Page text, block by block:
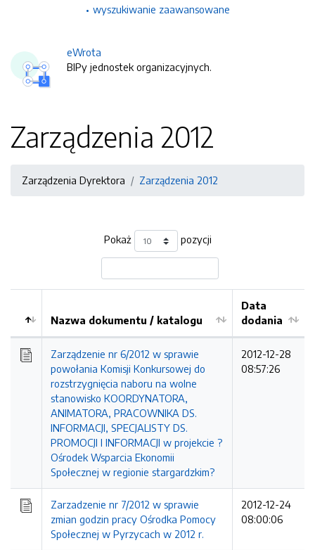
wyszukiwanie zaawansowane
eWrota
BIPy jednostek organizacyjnych.
Zarządzenia 2012
Zarządzenia Dyrektora Zarządzenia 2012
Pokaż pozycji
Kolejność
Nazwa dokumentu / katalogu
Data
dodania
Zarządzenie nr 6/2012 w sprawie
powołania Komisji Konkursowej do
rozstrzygnięcia naboru na wolne
stanowisko KOORDYNATORA,
ANIMATORA, PRACOWNIKA DS.
INFORMACJI, SPECJALISTY DS.
PROMOCJI I INFORMACJI w projekcie ?
Ośrodek Wsparcia Ekonomii
Społecznej w regionie stargardzkim?
2012-12-28
08:57:26
Zarzadzenie nr 7/2012 w sprawie
zmian godzin pracy Ośrodka Pomocy
Społecznej w Pyrzycach w 2012 r.
2012-12-24
08:00:06